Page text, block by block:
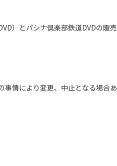
）とパシナ倶楽部鉄道DVDの販売
情により変更、中止となる場合あ